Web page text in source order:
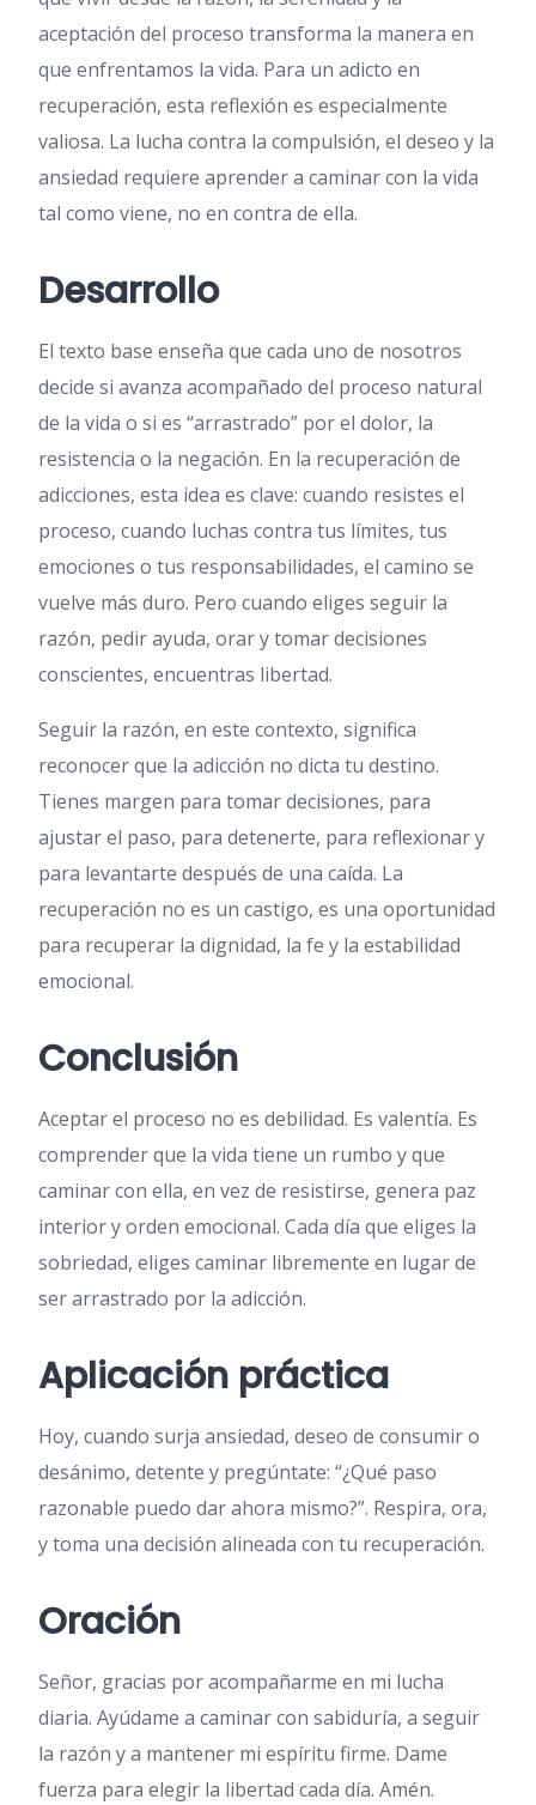
aceptación del proceso transforma la manera en
que enfrentamos la vida. Para un adicto en
recuperación, esta reflexión es especialmente
valiosa. La lucha contra la compulsión, el deseo y la
ansiedad requiere aprender a caminar con la vida
tal como viene, no en contra de ella.
Desarrollo
El texto base enseña que cada uno de nosotros
decide si avanza acompañado del proceso natural
de la vida o si es “arrastrado” por el dolor, la
resistencia o la negación. En la recuperación de
adicciones, esta idea es clave: cuando resistes el
proceso, cuando luchas contra tus límites, tus
emociones o tus responsabilidades, el camino se
vuelve más duro. Pero cuando eliges seguir la
razón, pedir ayuda, orar y tomar decisiones
conscientes, encuentras libertad.
Seguir la razón, en este contexto, significa
reconocer que la adicción no dicta tu destino.
Tienes margen para tomar decisiones, para
ajustar el paso, para detenerte, para reflexionar y
para levantarte después de una caída. La
recuperación no es un castigo, es una oportunidad
para recuperar la dignidad, la fe y la estabilidad
emocional.
Conclusión
Aceptar el proceso no es debilidad. Es valentía. Es
comprender que la vida tiene un rumbo y que
caminar con ella, en vez de resistirse, genera paz
interior y orden emocional. Cada día que eliges la
sobriedad, eliges caminar libremente en lugar de
ser arrastrado por la adicción.
Aplicación práctica
Hoy, cuando surja ansiedad, deseo de consumir o
desánimo, detente y pregúntate: “¿Qué paso
razonable puedo dar ahora mismo?”. Respira, ora,
y toma una decisión alineada con tu recuperación.
Oración
Señor, gracias por acompañarme en mi lucha
diaria. Ayúdame a caminar con sabiduría, a seguir
la razón y a mantener mi espíritu firme. Dame
fuerza para elegir la libertad cada día. Amén.